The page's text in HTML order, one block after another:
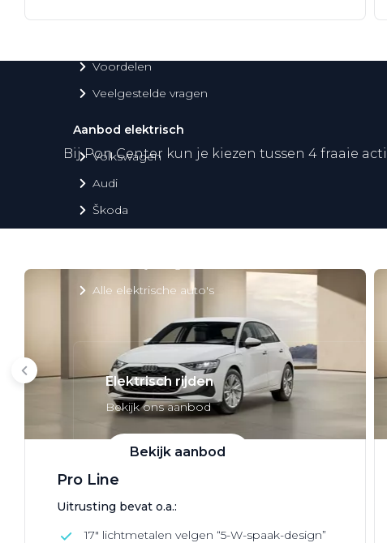
Voordelen
Veelgestelde vragen
Aanbod elektrisch
Volkswagen
Audi
Škoda
Alle elektrische auto's
Elektrisch rijden
Bekijk ons aanbod
Bekijk aanbod
Bij Pon Center kun je kiezen tussen 4 fraaie
Pro Line
Uitrusting bevat o.a.:
17" lichtmetalen velgen “5-W-spaak-design”